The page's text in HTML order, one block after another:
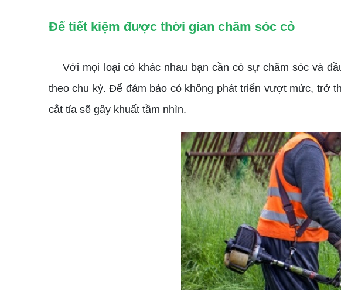
Để tiết kiệm được thời gian chăm sóc cỏ
Với mọi loại cỏ khác nhau bạn cần có sự chăm sóc và
theo chu kỳ. Để đảm bảo cỏ không phát triển vượt mức, trở
cắt tỉa sẽ gây khuất tầm nhìn.